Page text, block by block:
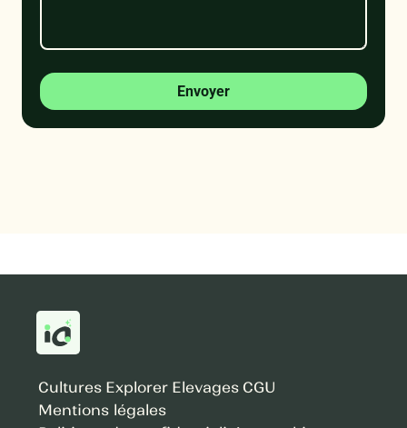
Envoyer
Cultures Explorer Elevages CGU
Mentions légales